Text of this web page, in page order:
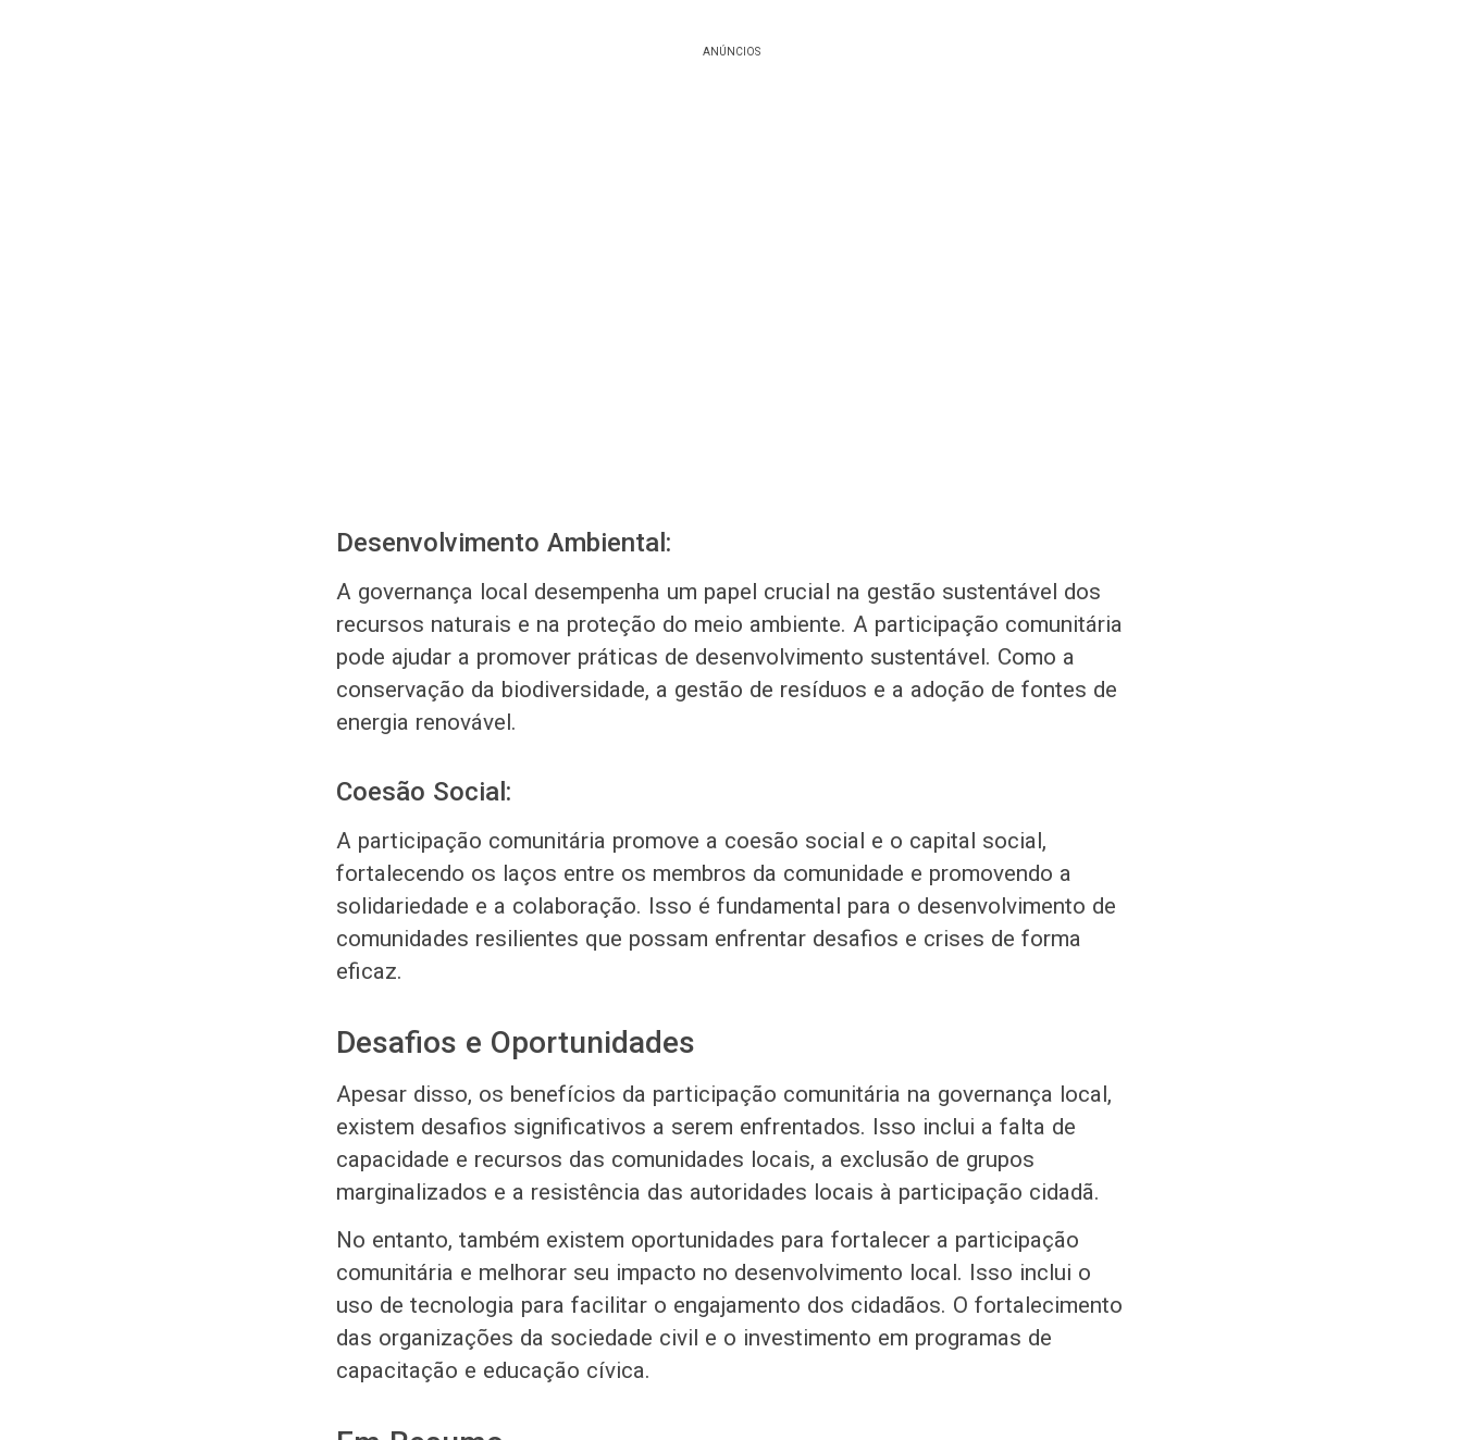
ANÚNCIOS
Desenvolvimento Ambiental:
A governança local desempenha um papel crucial na gestão sustentável dos
recursos naturais e na proteção do meio ambiente. A participação comunitária
pode ajudar a promover práticas de desenvolvimento sustentável. Como a
conservação da biodiversidade, a gestão de resíduos e a adoção de fontes de
energia renovável.
Coesão Social:
A participação comunitária promove a coesão social e o capital social,
fortalecendo os laços entre os membros da comunidade e promovendo a
solidariedade e a colaboração. Isso é fundamental para o desenvolvimento de
comunidades resilientes que possam enfrentar desafios e crises de forma
eficaz.
Desafios e Oportunidades
Apesar disso, os benefícios da participação comunitária na governança local,
existem desafios significativos a serem enfrentados. Isso inclui a falta de
capacidade e recursos das comunidades locais, a exclusão de grupos
marginalizados e a resistência das autoridades locais à participação cidadã.
No entanto, também existem oportunidades para fortalecer a participação
comunitária e melhorar seu impacto no desenvolvimento local. Isso inclui o
uso de tecnologia para facilitar o engajamento dos cidadãos. O fortalecimento
das organizações da sociedade civil e o investimento em programas de
capacitação e educação cívica.